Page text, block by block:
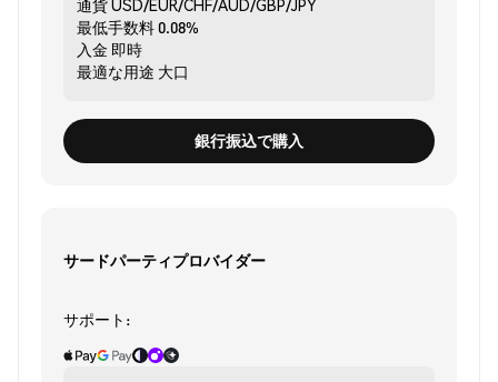
通貨USD/EUR/CHF/AUD/GBP/JPY
最低手数料0.08%
入金 即時
最適な用途 大口
銀行振込で購入
サードパーティプロバイダー
サポート: